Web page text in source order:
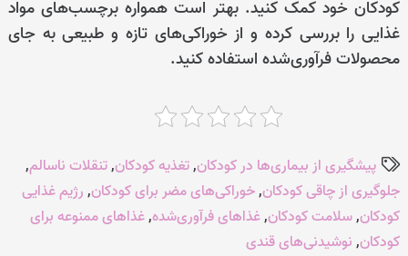
کودکان خود کمک کنید. بهتر است همواره برچسب‌های مواد
غذایی را بررسی کرده و از خوراکی‌های تازه و طبیعی به جای
محصولات فرآوری‌شده استفاده کنید.
پیشگیری از بیماری‌ها در کودکان,تغذیه کودکان,تنقلات ناسالم,
جلوگیری از چاقی کودکان,خوراکی‌های مضر برای کودکان,رژیم غذایی
کودکان,سلامت کودکان,غذاهای فرآوری‌شده,غذاهای ممنوعه برای
کودکان,نوشیدنی‌های قندی